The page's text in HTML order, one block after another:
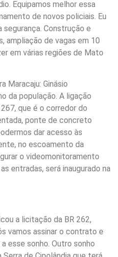
Equipamos melhor essa
de novos policiais. Eu
Construção e
ampliação de vagas em 10
em várias regiões de Mato
Maracaju: Ginásio
da população. A ligação
que é o corredor do
ponte de concreto
dar acesso às
no escoamento da
o videomonitoramento
entradas, será inaugurado na
a licitação da BR 262,
vamos assinar o contrato e
esse sonho. Outro sonho